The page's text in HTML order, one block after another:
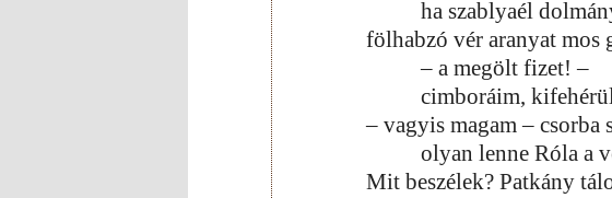
ha szablyaél
fölhabzó vér aranyat mos
– a megölt fizet! –
cimboráim,
– vagyis magam – csorba
olyan lenne Róla a
Mit beszélek? Patkány